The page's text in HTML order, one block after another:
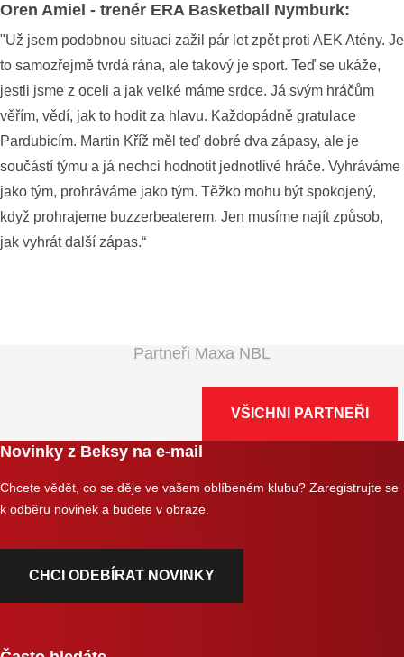
Oren Amiel - trenér ERA Basketball Nymburk:
"Už jsem podobnou situaci zažil pár let zpět proti AEK Atény. Je
to samozřejmě tvrdá rána, ale takový je sport. Teď se ukáže,
jestli jsme z oceli a jak velké máme srdce. Já svým hráčům
věřím, vědí, jak to hodit za hlavu. Každopádně gratulace
Pardubicím. Martin Kříž měl teď dobré dva zápasy, ale je
součástí týmu a já nechci hodnotit jednotlivé hráče. Vyhráváme
jako tým, prohráváme jako tým. Těžko mohu být spokojený,
když prohrajeme buzzerbeaterem. Jen musíme najít způsob,
jak vyhrát další zápas.“
Partneři Maxa NBL
VŠICHNI PARTNEŘI
Novinky z Beksy na e-mail
Chcete vědět, co se děje ve vašem oblíbeném klubu? Zaregistrujte se
k odběru novinek a budete v obraze.
CHCI ODEBÍRAT NOVINKY